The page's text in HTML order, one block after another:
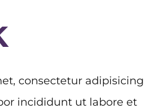
consectetur adipisicing
incididunt ut labore et